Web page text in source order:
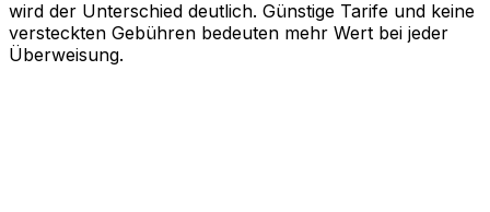
wird der Unterschied deutlich. Günstige Tarife und keine
versteckten Gebühren bedeuten mehr Wert bei jeder
Überweisung.